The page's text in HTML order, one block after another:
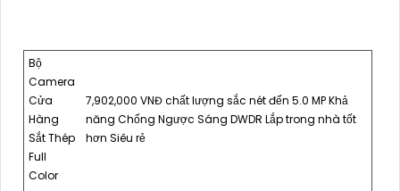
Bộ
Camera
Cửa
Hàng
Sắt Thép
Full
Color
7,902,000 VNĐ chất lượng sắc nét đến 5.0 MP Khả
năng Chống Ngược Sáng DWDR Lắp trong nhà tốt
hơn Siêu rẻ